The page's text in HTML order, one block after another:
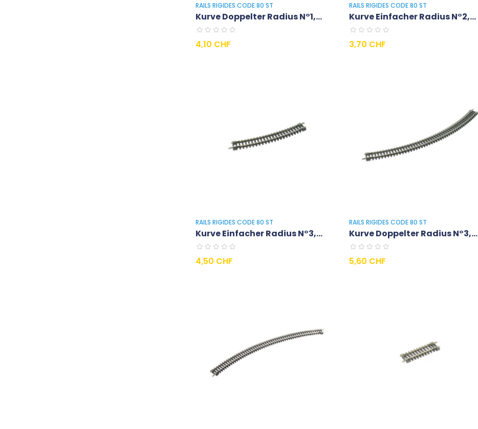
RAILS RIGIDES CODE 80 ST
Kurve Doppelter Radius N°1,...
Preis
4,10 CHF
RAILS RIGIDES CODE 80 ST
Kurve Einfacher Radius N°2,...
Preis
3,70 CHF
RAILS RIGIDES CODE 80 ST
Kurve Einfacher Radius N°3,...
Preis
4,50 CHF
RAILS RIGIDES CODE 80 ST
Kurve Doppelter Radius N°3,...
Preis
5,60 CHF